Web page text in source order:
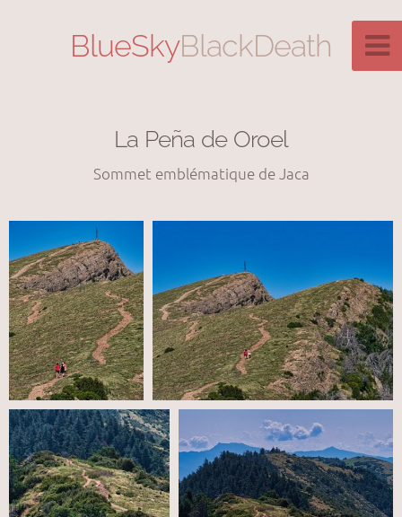
BlueSkyBlackDeath
La Peña de Oroel
Sommet emblématique de Jaca